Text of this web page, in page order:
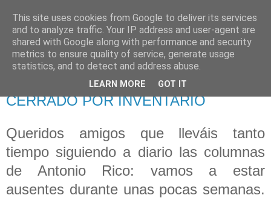
625 RANAS
LA TELEVISIÓN DESDE EL PUNTO DE VISTA BATRACIO
CERRADO POR INVENTARIO
Queridos amigos que lleváis tanto
tiempo siguiendo a diario las columnas
de Antonio Rico: vamos a estar
ausentes durante unas pocas semanas.
This site uses cookies from Google to deliver its services
and to analyze traffic. Your IP address and user-agent are
shared with Google along with performance and security
metrics to ensure quality of service, generate usage
statistics, and to detect and address abuse.
LEARN MORE GOT IT